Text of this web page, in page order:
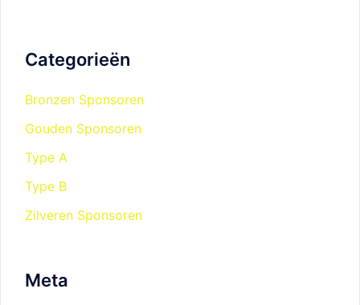
Categorieën
Bronzen Sponsoren
Gouden Sponsoren
Type A
Type B
Zilveren Sponsoren
Meta